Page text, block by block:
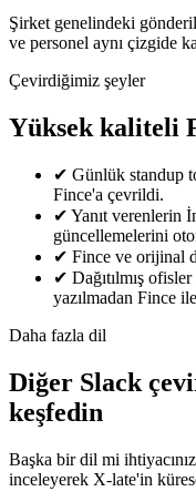
Şirket genelindeki
ve personel aynı çizgide
Çevirdiğimiz şeyler
Yüksek kaliteli
✔ Günlük standup
Fince'a çevrildi.
✔ Yanıt verenlerin
güncellemelerini
✔ Fince ve orijinal
✔ Dağıtılmış
yazılmadan Fince
Daha fazla dil
Diğer Slack
keşfedin
Başka bir dil mi
inceleyerek X-late'in